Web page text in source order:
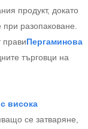
продукт, докато
разопаковане.
правиПергаминова
търговци на
висока
се затваряне,